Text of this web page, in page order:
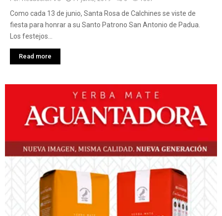
Como cada 13 de junio, Santa Rosa de Calchines se viste de
fiesta para honrar a su Santo Patrono San Antonio de Padua.
Los festejos...
Read more